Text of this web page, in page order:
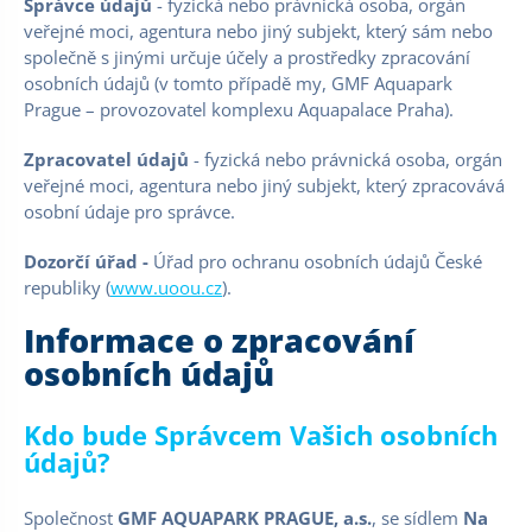
veřejné moci, agentura nebo jiný subjekt, který sám nebo
společně s jinými určuje účely a prostředky zpracování
osobních údajů (v tomto případě my, GMF Aquapark
Prague – provozovatel komplexu Aquapalace Praha).
Zpracovatel údajů - fyzická nebo právnická osoba, orgán
veřejné moci, agentura nebo jiný subjekt, který zpracovává
osobní údaje pro správce.
Dozorčí úřad - Úřad pro ochranu osobních údajů České
republiky (www.uoou.cz).
Informace o zpracování
osobních údajů
Kdo bude Správcem Vašich osobních
údajů?
Společnost GMF AQUAPARK PRAGUE, a.s., se sídlem Na